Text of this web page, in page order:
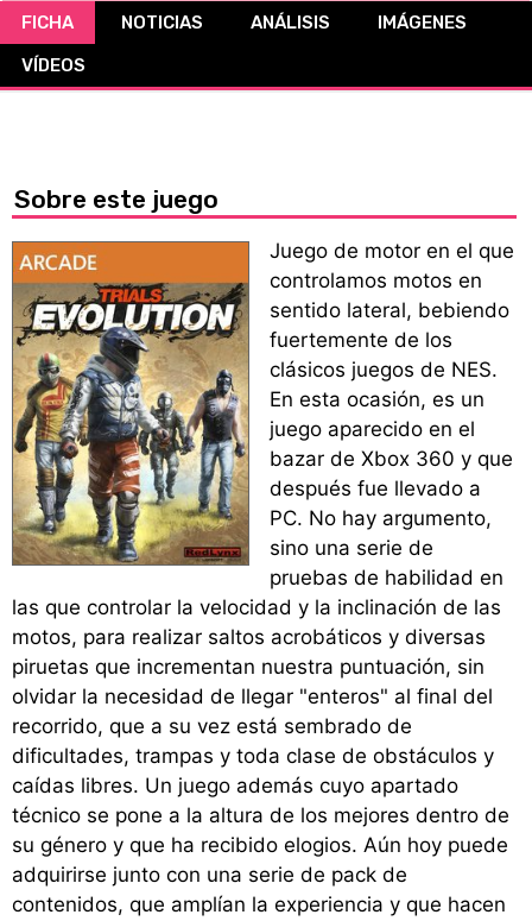
CÓMICS
FICHA NOTICIAS ANÁLISIS
IMÁGENES
VÍDEOS
Sobre este juego
Juego de motor en el que
controlamos motos en
sentido lateral, bebiendo
fuertemente de los
clásicos juegos de NES.
En esta ocasión, es un
juego aparecido en el
bazar de Xbox 360 y que
después fue llevado a
PC. No hay argumento,
sino una serie de
pruebas de habilidad en
las que controlar la velocidad y la inclinación de las
motos, para realizar saltos acrobáticos y diversas
piruetas que incrementan nuestra puntuación, sin
olvidar la necesidad de llegar "enteros" al final del
recorrido, que a su vez está sembrado de
dificultades, trampas y toda clase de obstáculos y
caídas libres. Un juego además cuyo apartado
técnico se pone a la altura de los mejores dentro de
su género y que ha recibido elogios. Aún hoy puede
adquirirse junto con una serie de pack de
contenidos, que amplían la experiencia y que hacen